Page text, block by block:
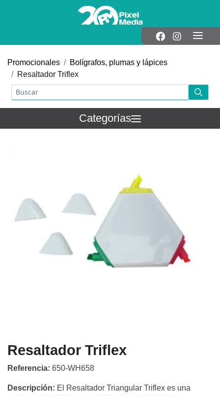
Promocionales
Bolígrafos, plumas y lápices
Resaltador Triflex
Categorías
Resaltador Triflex
Referencia: 650-WH658
Descripción: El Resaltador Triangular Triflex es una